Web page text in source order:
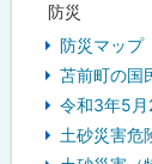
防災
防災マップ
苫前町の国
令和3年5月
土砂災害危